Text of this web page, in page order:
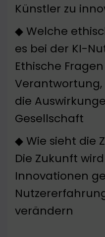
Künstler zu
◆ Welche
es bei der KI-
Ethische
die
Gesellschaft
◆ Wie sieht die
Die Zukunft
Innovationen
verändern